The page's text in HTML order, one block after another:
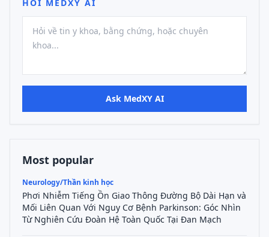
HỎI MEDXY AI
Ask MedXY AI
Most popular
Neurology/Thần kinh học
Phơi Nhiễm Tiếng Ồn Giao Thông Đường Bộ Dài Hạn và
Mối Liên Quan Với Nguy Cơ Bệnh Parkinson: Góc Nhìn
Từ Nghiên Cứu Đoàn Hệ Toàn Quốc Tại Đan Mạch